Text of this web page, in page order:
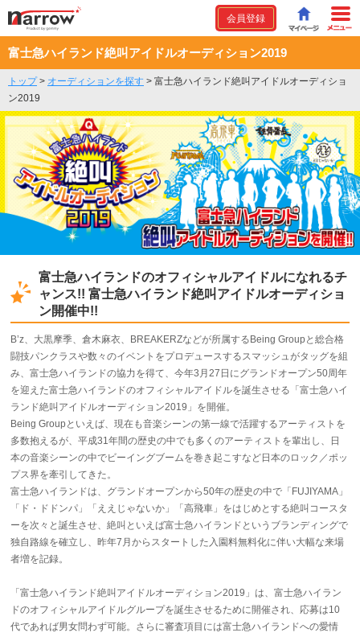
会員登録
富士急ハイランド絶叫アイドルオーディション2019
トップ> オーディションを探す > 富士急ハイランド絶叫アイドルオーディショ
ン2019
富士急ハイランドのオフィシャルアイドルになれるチ
ャンス!! 富士急ハイランド絶叫アイドルオーディショ
ン開催中!!
B’z、大黒摩季、倉木麻衣、BREAKERZなどが所属するBeing Groupと総合格
闘技パンクラスや数々のイベントをプロデュースするスマッシュがタッグを組
み、富士急ハイランドの協力を得て、今年3月27日にグランドオープン50周年
を迎えた富士急ハイランドのオフィシャルアイドルを誕生させる「富士急ハイ
ランド絶叫アイドルオーディション2019」を開催。
Being Groupといえば、現在も音楽シーンの第一線で活躍するアーティストを
多数抱えるが、平成31年間の歴史の中でも多くのアーティストを輩出し、日
本の音楽シーンの中でビーイングブームを巻き起こすなど日本のロック／ポッ
プス界を牽引してきた。
富士急ハイランドは、グランドオープンから50年の歴史の中で「FUJIYAMA」
「ド・ドドンパ」「ええじゃないか」「高飛車」をはじめとする絶叫コースタ
ーを次々と誕生させ、絶叫といえば富士急ハイランドというブランディングで
独自路線を確立し、昨年7月からスタートした入園料無料化に伴い大幅な来場
者増を記録。
「富士急ハイランド絶叫アイドルオーディション2019」は、富士急ハイラン
ドのオフィシャルアイドルグループを誕生させるために開催され、応募は10
代であれば男女問わず可能。さらに審査項目には富士急ハイランドへの愛情